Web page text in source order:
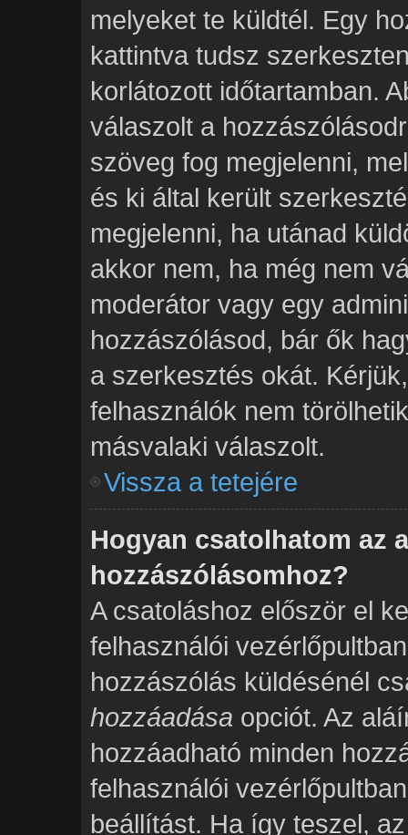
melyeket te küldtél. Egy
kattintva tudsz
korlátozott időtartamban.
válaszolt a
szöveg fog megjelenni,
és ki által került
megjelenni, ha utánad
akkor nem, ha még nem
moderátor vagy egy
hozzászólásod, bár ők
a szerkesztés okát.
felhasználók nem
másvalaki válaszolt.
Vissza a tetejére
Hogyan csatolhatom az
hozzászólásomhoz?
A csatoláshoz először el
felhasználói
hozzászólás küldésénél
hozzáadása opciót. Az
hozzáadható minden
felhasználói
beállítást. Ha így teszel,